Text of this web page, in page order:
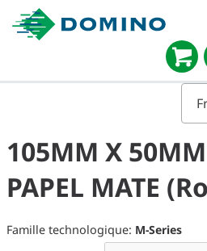
105MM X
PAPEL MATE
Famille technologique: M-Series